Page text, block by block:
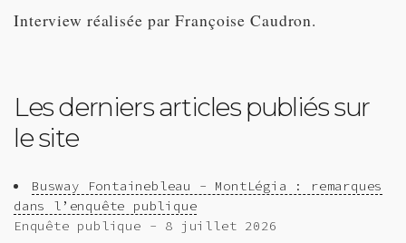
Interview réalisée par Françoise Caudron.
Les derniers articles publiés sur
le site
Busway Fontainebleau - MontLégia : remarques
dans l’enquête publique
Enquête publique - 8 juillet 2026